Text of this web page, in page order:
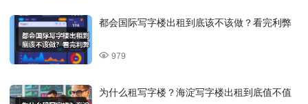
都会国际写字楼出租到底该不该做？看完利弊
979
为什么租写字楼？海淀写字楼出租到底值不值